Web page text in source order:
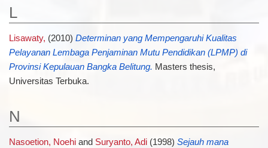
L
Lisawaty, (2010) Determinan yang Mempengaruhi Kualitas
Pelayanan Lembaga Penjaminan Mutu Pendidikan (LPMP) di
Provinsi Kepulauan Bangka Belitung. Masters thesis,
Universitas Terbuka.
N
Nasoetion, Noehiand Suryanto, Adi(1998) Sejauh mana